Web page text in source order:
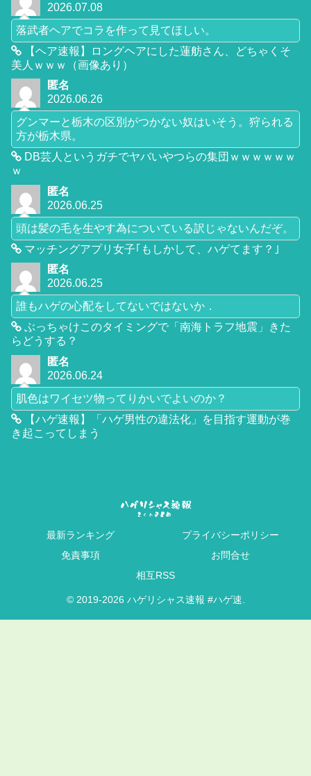
2026.07.08
落武者ヘアでコラを作って見てほしい。
【ヘア速報】ロングヘアにした蓮舫さん、どちゃくそ
美人ｗｗｗ（画像あり）
匿名
2026.06.26
グンマーと栃木の区別がつかない奴はいそう。狩られる
方が栃木県。
DB芸人というガチでヤバいやつらの集団ｗｗｗｗｗｗ
ｗ
匿名
2026.06.25
頭は髪の毛を生やす為についている訳じゃないんだぞ。
マッチングアプリ女子｢もしかして、ハゲてます？｣
匿名
2026.06.25
誰もハゲの心配をしてないではないか．
ぶっちゃけこのタイミングで「南海トラフ地震」きた
らどうする？
匿名
2026.06.24
肌色はワイセツ物ってりかいでよいのか？
【ハゲ速報】「ハゲ男性の違法化」を目指す運動が巻
き起こってしまう
最新ランキング
プライバシーポリシー
免責事項
お問合せ
相互RSS
© 2019-2026 ハゲリシャス速報 #ハゲ速.